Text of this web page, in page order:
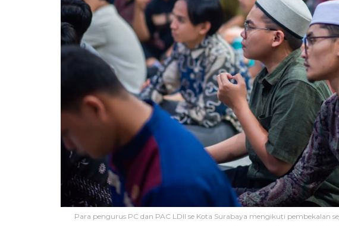
Para pengurus PC dan PAC LDII se Kota Surabaya mengikuti pembekalan